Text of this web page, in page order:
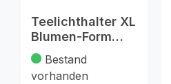
Teelichthalter XL
Blumen-Form
6,5x5cm aus
GlasBestand
vorhanden